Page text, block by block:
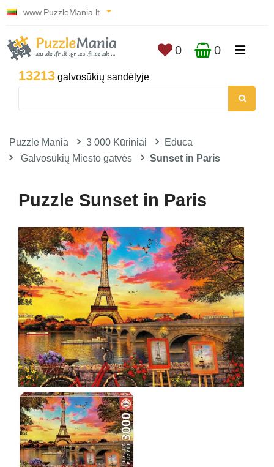
www.PuzzleMania.lt
13213 galvosūkių sandėlyje
0 0
Puzzle Mania 3 000 Kūriniai
Educa
Galvosūkių Miesto gatvės
Sunset in Paris
Puzzle Sunset in Paris